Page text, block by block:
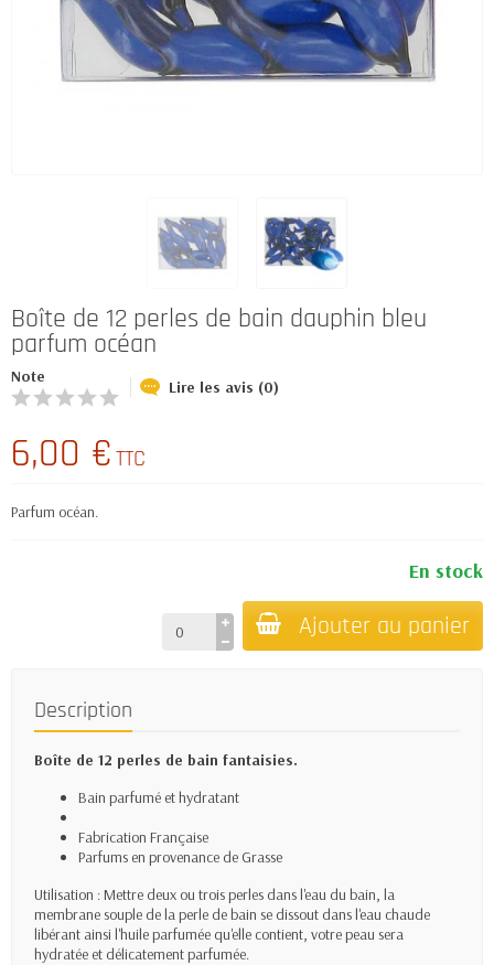
Boîte de 12 perles de bain dauphin bleu
parfum océan
Note
Lire les avis (0)
6,00 €TTC
Parfum océan.
En stock
Ajouter au panier
Description
Boîte de 12 perles de bain fantaisies.
Bain parfumé et hydratant
Fabrication Française
Parfums en provenance de Grasse
Utilisation : Mettre deux ou trois perles dans l'eau du bain, la
membrane souple de la perle de bain se dissout dans l'eau chaude
libérant ainsi l'huile parfumée qu'elle contient, votre peau sera
hydratée et délicatement parfumée.